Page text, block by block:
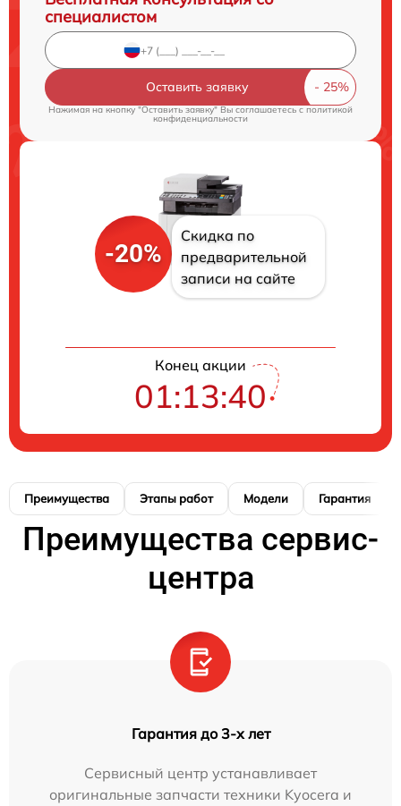
специалистом
Оставить заявку
Нажимая на кнопку "Оставить заявку" Вы соглашаетесь cполитикой
конфиденциальности
-20%
Скидка по
предварительной
записи на сайте
Конец акции
01:13:39
Преимущества Этапы работ Модели Гарантия
Преимущества сервис-
центра
Гарантия до 3-х лет
Сервисный центр устанавливает
оригинальные запчасти техники Kyocera и